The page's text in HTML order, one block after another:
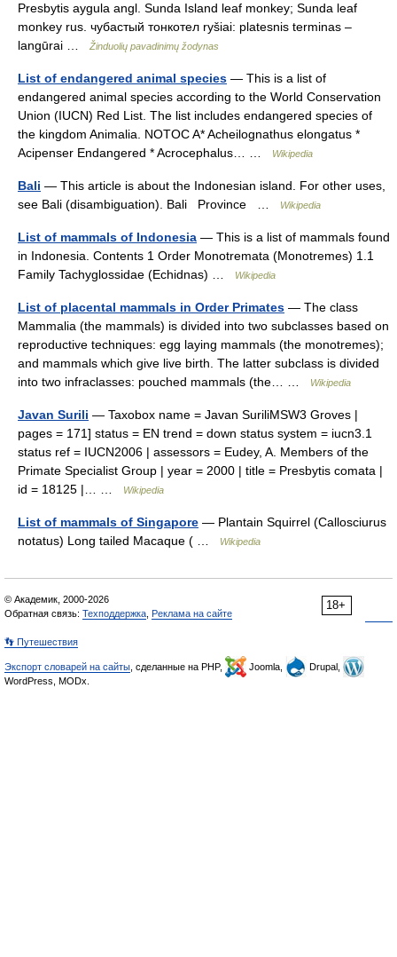
Presbytis aygula angl. Sunda Island leaf monkey; Sunda leaf
monkey rus. чубастый тонкотел ryšiai: platesnis terminas –
langūrai …
Žinduolių pavadinimų žodynas
List of endangered animal species — This is a list of
endangered animal species according to the World Conservation
Union (IUCN) Red List. The list includes endangered species of
the kingdom Animalia. NOTOC A* Acheilognathus elongatus *
Acipenser Endangered * Acrocephalus… …
Wikipedia
Bali — This article is about the Indonesian island. For other uses,
see Bali (disambiguation). Bali Province …
Wikipedia
List of mammals of Indonesia — This is a list of mammals found
in Indonesia. Contents 1 Order Monotremata (Monotremes) 1.1
Family Tachyglossidae (Echidnas) …
Wikipedia
List of placental mammals in Order Primates — The class
Mammalia (the mammals) is divided into two subclasses based on
reproductive techniques: egg laying mammals (the monotremes);
and mammals which give live birth. The latter subclass is divided
into two infraclasses: pouched mammals (the… …
Wikipedia
Javan Surili — Taxobox name = Javan SuriliMSW3 Groves |
pages = 171] status = EN trend = down status system = iucn3.1
status ref = IUCN2006 | assessors = Eudey, A. Members of the
Primate Specialist Group | year = 2000 | title = Presbytis comata |
id = 18125 |… …
Wikipedia
List of mammals of Singapore — Plantain Squirrel (Callosciurus
notatus) Long tailed Macaque ( …
Wikipedia
18+
© Академик, 2000-2026
Обратная связь: Техподдержка Реклама на сайте
👣 Путешествия
Экспорт словарей на сайты , сделанные на PHP, Joomla,
Drupal,
WordPress, MODx.